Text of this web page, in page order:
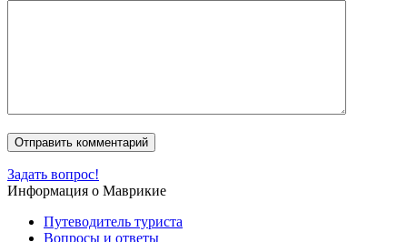
Задать вопрос!
Информация о Маврикие
Путеводитель туриста
Вопросы и ответы